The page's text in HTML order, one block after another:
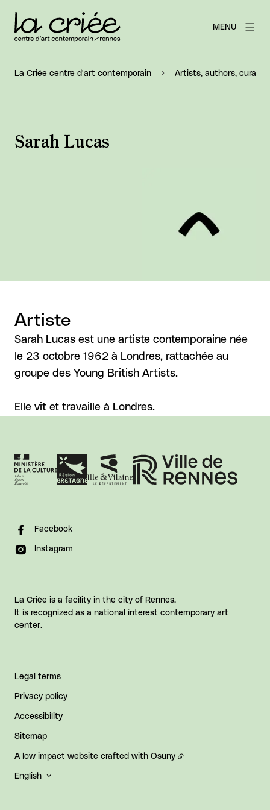
MENU
La Criée centre d'art contemporain Artists, authors,
Sarah Lucas
Artiste
Sarah Lucas est une artiste contemporaine née
le 23 octobre 1962 à Londres, rattachée au
groupe des Young British Artists.
Elle vit et travaille à Londres.
Facebook
Instagram
La Criée is a facility in the city of Rennes.
It is recognized as a national interest contemporary art
center.
Legal terms
Privacy policy
Accessibility
Sitemap
A low impact website crafted with Osuny
English